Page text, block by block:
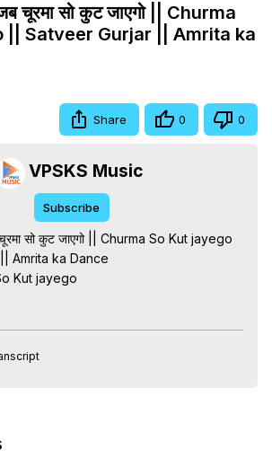
चूरमा सो कुट जाएगो || Churma
|| Satveer Gurjar || Amrita ka
Share 0 0
VPSKS Music
Subscribe
सो कुट जाएगो || Churma So Kut jayego
Amrita ka Dance
Kut jayego
सो कुट जाएगो